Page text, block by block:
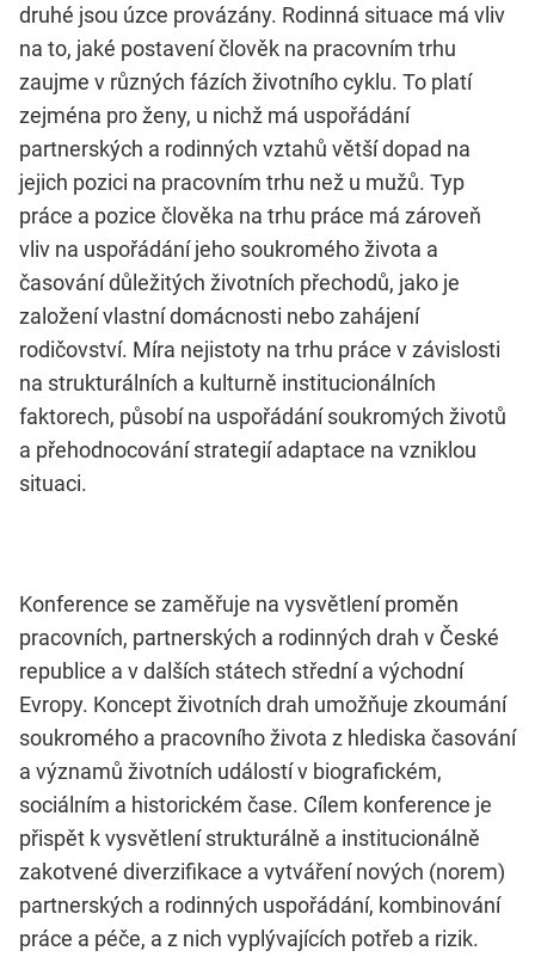
druhé jsou úzce provázány. Rodinná situace má vliv
na to, jaké postavení člověk na pracovním trhu
zaujme v různých fázích životního cyklu. To platí
zejména pro ženy, u nichž má uspořádání
partnerských a rodinných vztahů větší dopad na
jejich pozici na pracovním trhu než u mužů. Typ
práce a pozice člověka na trhu práce má zároveň
vliv na uspořádání jeho soukromého života a
časování důležitých životních přechodů, jako je
založení vlastní domácnosti nebo zahájení
rodičovství. Míra nejistoty na trhu práce v závislosti
na strukturálních a kulturně institucionálních
faktorech, působí na uspořádání soukromých životů
a přehodnocování strategií adaptace na vzniklou
situaci.
Konference se zaměřuje na vysvětlení proměn
pracovních, partnerských a rodinných drah v České
republice a v dalších státech střední a východní
Evropy. Koncept životních drah umožňuje zkoumání
soukromého a pracovního života z hlediska časování
a významů životních událostí v biografickém,
sociálním a historickém čase. Cílem konference je
přispět k vysvětlení strukturálně a institucionálně
zakotvené diverzifikace a vytváření nových (norem)
partnerských a rodinných uspořádání, kombinování
práce a péče, a z nich vyplývajících potřeb a rizik.